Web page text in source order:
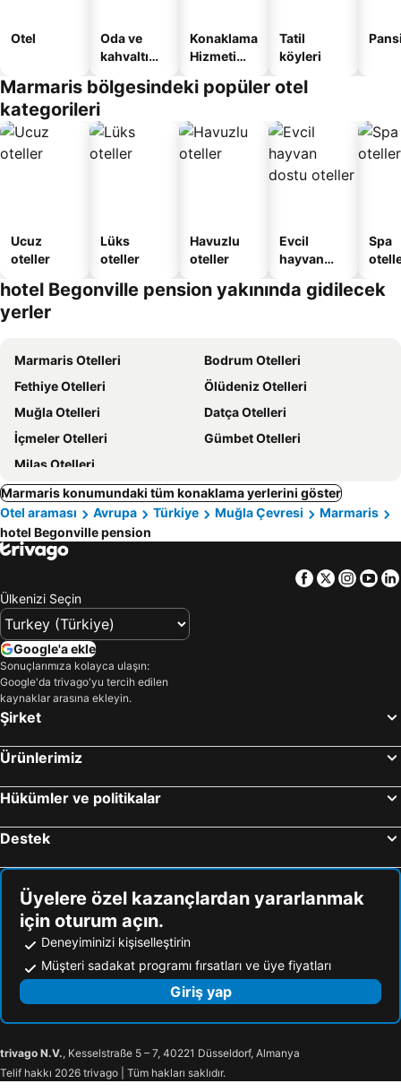
Otel
Oda ve
kahvaltı
oteller
Konaklama
Hizmeti
Apart
Tatil
köyleri
Marmaris bölgesindeki popüler otel
kategorileri
Ucuz
oteller
Lüks
oteller
Havuzlu
oteller
Evcil
hayvan
oteller
Spa
hotel Begonville pension yakınında gidilecek
yerler
Marmaris Otelleri
Bodrum Otelleri
Fethiye Otelleri
Ölüdeniz Otelleri
Muğla Otelleri
Datça Otelleri
İçmeler Otelleri
Gümbet Otelleri
Milas Otelleri
Marmaris konumundaki tüm konaklama yerlerini göster
Otel araması
Avrupa Türkiye Muğla Çevresi
Marmaris
hotel Begonville pension
Facebook
Twitter
Ülkenizi Seçin
Google'a ekle
Sonuçlarımıza kolayca ulaşın:
Google'da trivago'yu tercih edilen
kaynaklar arasına ekleyin.
Şirket
Ürünlerimiz
Hükümler ve politikalar
Destek
Üyelere özel kazançlardan yararlanmak
için oturum açın.
Deneyiminizi kişiselleştirin
Müşteri sadakat programı fırsatları ve üye fiyatları
Giriş yap
trivago N.V., Kesselstraße 5 – 7, 40221 Düsseldorf, Almanya
Telif hakkı 2026 trivago | Tüm hakları saklıdır.